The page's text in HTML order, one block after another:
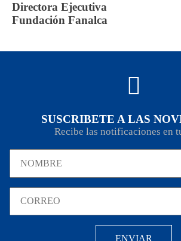
Directora Ejecutiva
Fundación Fanalca
SUSCRIBETE A LAS
Recibe las notificaciones en